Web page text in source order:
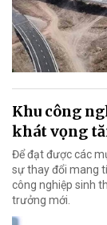
Khu công
khát vọng
Để đạt được các
sự thay đổi mang
công nghiệp sinh
trưởng mới.